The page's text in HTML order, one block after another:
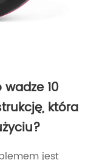
10
która
jest